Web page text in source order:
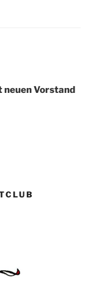
Vorstand